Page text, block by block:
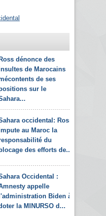
dénonce des
de Marocains
de ses
sur le
occidental: Ross
au Maroc la
du
des efforts de...
Occidental :
appelle
Biden à
la MINURSO d...